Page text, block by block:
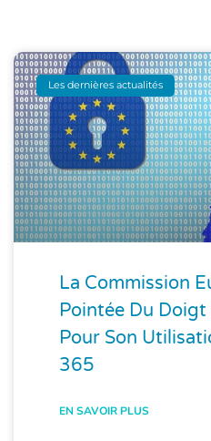
Les dernières actualités
La Commission
Pointée Du Doigt
Pour Son
365
EN SAVOIR PLUS